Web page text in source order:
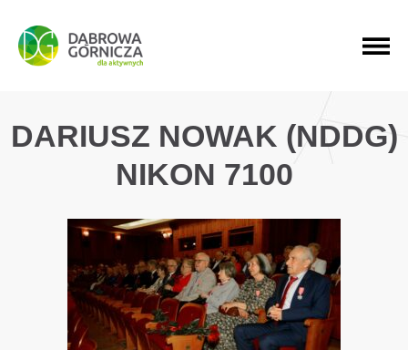
PRZEJDŹ DO MENU GŁÓWNEGO
PRZEJDŹ DO WYSZUKIWARKI
PRZEJDŹ DO TREŚCI
DARIUSZ NOWAK (NDDG)
NIKON 7100